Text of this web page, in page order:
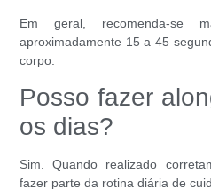
Em geral, recomenda-se
aproximadamente 15 a 45
corpo.
Posso fazer
os dias?
Sim. Quando realizado
fazer parte da rotina diária de